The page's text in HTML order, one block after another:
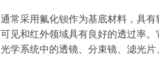
通常采用氟化钡作为基底材料，具
可见和红外领域具有良好的透过率
光学系统中的透镜、分束镜、滤光片